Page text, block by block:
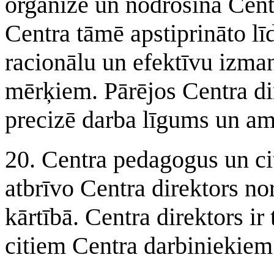
Centra tāmē apstiprināto
racionālu un efektīvu
mērķiem. Pārējos Centra
precizē darba līgums un
20. Centra pedagogus un
atbrīvo Centra direktors
kārtībā. Centra direktors ir
citiem Centra